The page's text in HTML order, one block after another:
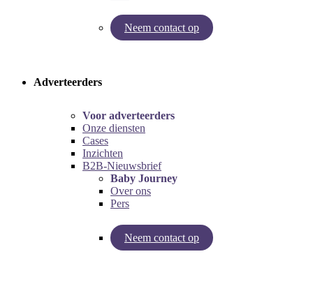
Neem contact op
Try our pregnancy calculator!
Adverteerders
Voor adverteerders
Onze diensten
Cases
Inzichten
B2B-Nieuwsbrief
Baby Journey
Over ons
Pers
Neem contact op
Inzichten van Baby Journey